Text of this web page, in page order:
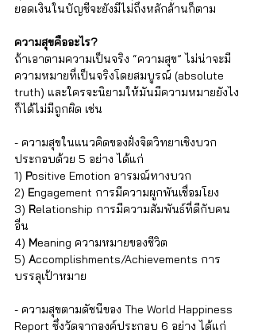
ยอดเงินในบัญชีจะยังมีไม่ถึงหลักล้านก็ตาม
ความสุขคืออะไร?
ถ้าเอาตามความเป็นจริง “ความสุข” ไม่น่าจะมี
ความหมายที่เป็นจริงโดยสมบูรณ์ (absolute
truth) และใครจะนิยามให้มันมีความหมายยังไง
ก็ได้ไม่มีถูกผิด เช่น
- ความสุขในแนวคิดของฝั่งจิตวิทยาเชิงบวก
ประกอบด้วย 5 อย่าง ได้แก่
1) Positive Emotion อารมณ์ทางบวก
2) Engagement การมีความผูกพันเชื่อมโยง
3) Relationship การมีความสัมพันธ์ที่ดีกับคน
อื่น
4) Meaning ความหมายของชีวิต
5) Accomplishments/Achievements การ
บรรลุเป้าหมาย
- ความสุขตามดัชนีของ The World Happiness
Report ซึ่งวัดจากองค์ประกอบ 6 อย่าง ได้แก่